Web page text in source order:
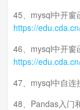
45、mysql中开
https://
46、mysql中开
https://
47、mysql中自连
48、Pandas入门